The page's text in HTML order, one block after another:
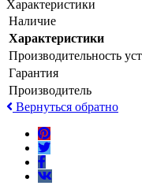
Характеристики
Наличие
Характеристики
Производительность
Гарантия
Производитель
Вернуться обратно